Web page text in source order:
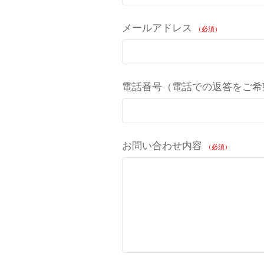
メールアドレス （必須）
電話番号（電話での返答をご
お問い合わせ内容 （必須）